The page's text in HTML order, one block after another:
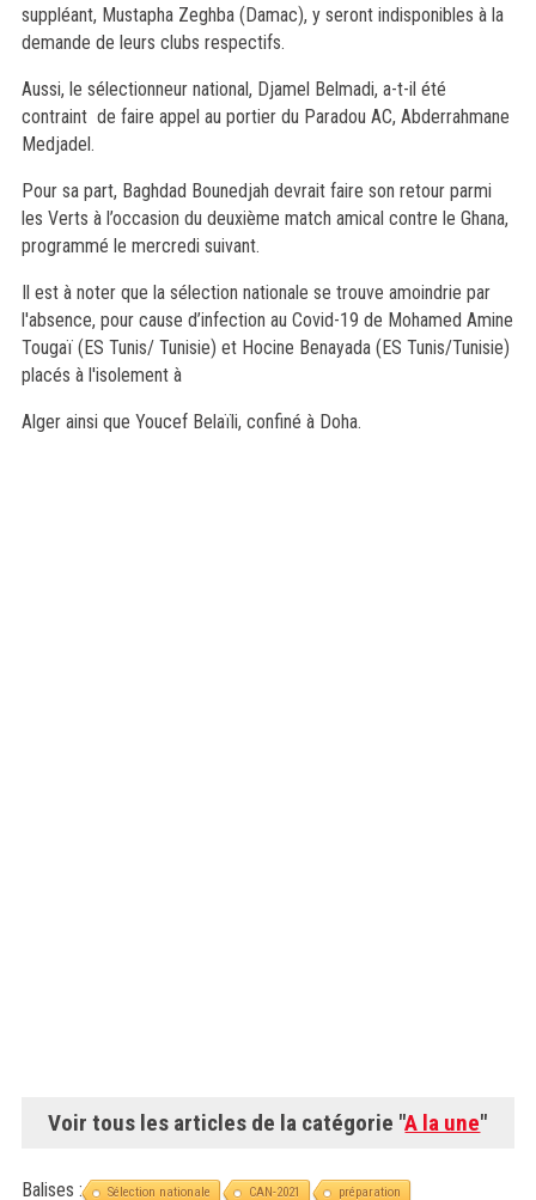
suppléant, Mustapha Zeghba (Damac), y seront indisponibles à la
demande de leurs clubs respectifs.
Aussi, le sélectionneur national, Djamel Belmadi, a-t-il été
contraint de faire appel au portier du Paradou AC, Abderrahmane
Medjadel.
Pour sa part, Baghdad Bounedjah devrait faire son retour parmi
les Verts à l’occasion du deuxième match amical contre le Ghana,
programmé le mercredi suivant.
Il est à noter que la sélection nationale se trouve amoindrie par
l'absence, pour cause d’infection au Covid-19 de Mohamed Amine
Tougaï (ES Tunis/ Tunisie) et Hocine Benayada (ES Tunis/Tunisie)
placés à l'isolement à
Alger ainsi que Youcef Belaïli, confiné à Doha.
Voir tous les articles de la catégorie "A la une"
Balises : Sélection nationale CAN-2021 préparation